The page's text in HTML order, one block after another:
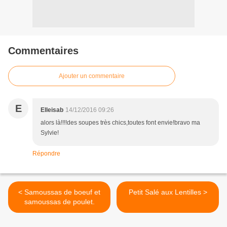
Commentaires
Ajouter un commentaire
E Elleisab 14/12/2016 09:26
alors là!!!!des soupes très chics,toutes font envie!bravo ma
Sylvie!
Répondre
< Samoussas de boeuf et
samoussas de poulet.
Petit Salé aux Lentilles >